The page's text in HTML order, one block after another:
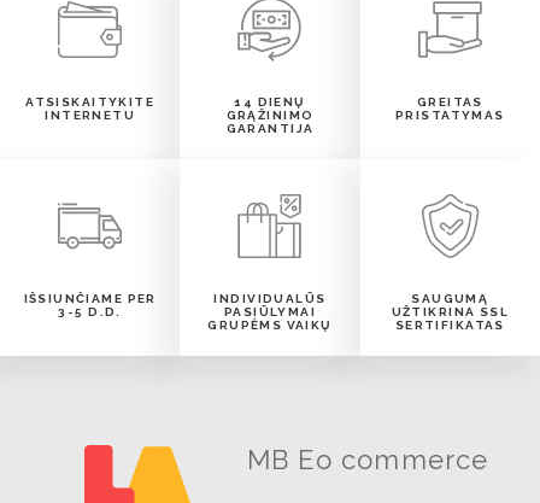
ATSISKAITYKITE
INTERNETU
14 DIENŲ
GRĄŽINIMO
GARANTIJA
GREITAS
PRISTATYMAS
IŠSIUNČIAME PER
3-5 D.D.
INDIVIDUALŪS
PASIŪLYMAI
GRUPĖMS VAIKŲ
SAUGUMĄ
UŽTIKRINA SSL
SERTIFIKATAS
MB Eo commerce